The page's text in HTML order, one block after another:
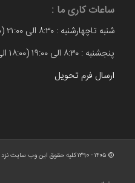
ساعات کاری ما :
شنبه تاچهارشنبه : ۸:۳۰ الی ۲۱:۰۰ (۱۸:۰۰ الی ۲۱ باهماهنگی قبلی)
پنجشنبه : ۸:۳۰ الی ۱۹:۰۰ (۱۸:۰۰ الی ۱۹ باهماهنگی قبلی)
ارسال فرم تحویل
© ۱۴۰۵ - ۱۳۹۰ کلیه حقوق این وب سایت نزد هلو سنتر محفوظ است .